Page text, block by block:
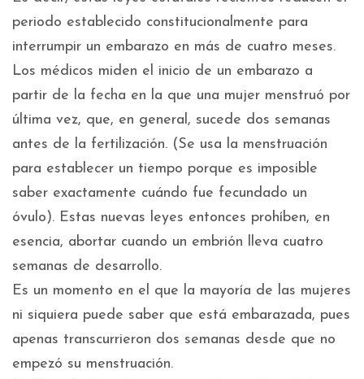
periodo establecido constitucionalmente para
interrumpir un embarazo en más de cuatro meses.
Los médicos miden el inicio de un embarazo a
partir de la fecha en la que una mujer menstruó por
última vez, que, en general, sucede dos semanas
antes de la fertilización. (Se usa la menstruación
para establecer un tiempo porque es imposible
saber exactamente cuándo fue fecundado un
óvulo). Estas nuevas leyes entonces prohíben, en
esencia, abortar cuando un embrión lleva cuatro
semanas de desarrollo.
Es un momento en el que la mayoría de las mujeres
ni siquiera puede saber que está embarazada, pues
apenas transcurrieron dos semanas desde que no
empezó su menstruación.